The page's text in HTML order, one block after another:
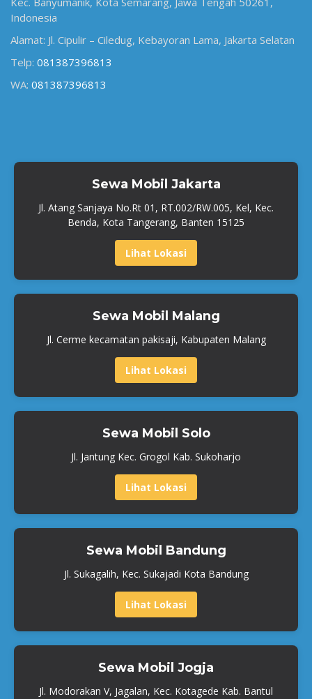
Indonesia
Alamat: Jl. Cipulir – Ciledug, Kebayoran Lama, Jakarta Selatan
Telp: 081387396813
WA: 081387396813
Sewa Mobil Jakarta
Jl. Atang Sanjaya No.Rt 01, RT.002/RW.005, Kel, Kec.
Benda, Kota Tangerang, Banten 15125
Lihat Lokasi
Sewa Mobil Malang
Jl. Cerme kecamatan pakisaji, Kabupaten Malang
Lihat Lokasi
Sewa Mobil Solo
Jl. Jantung Kec. Grogol Kab. Sukoharjo
Lihat Lokasi
Sewa Mobil Bandung
Jl. Sukagalih, Kec. Sukajadi Kota Bandung
Lihat Lokasi
Sewa Mobil Jogja
Jl. Modorakan V, Jagalan, Kec. Kotagede Kab. Bantul